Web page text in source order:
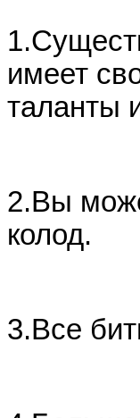
1.
имеет
таланты
2.Вы
колод.
3.Все